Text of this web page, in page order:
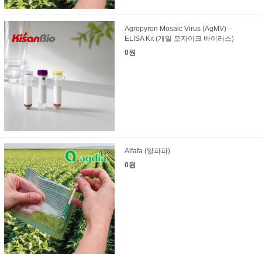
Agropyron Mosaic Virus (AgMV) –
ELISA Kit (개밀 모자이크 바이러스)
0원
Alfafa (알파파)
0원